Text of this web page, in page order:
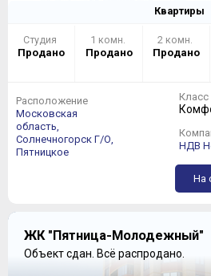
Квартиры
Студия
Продано
1 комн.
Продано
2 комн.
Продано
Расположение
Московская
область,
Солнечногорск Г/О,
Пятницкое
НДВ
На
ЖК "Пятница-Молодежный"
Объект сдан. Всё распродано.